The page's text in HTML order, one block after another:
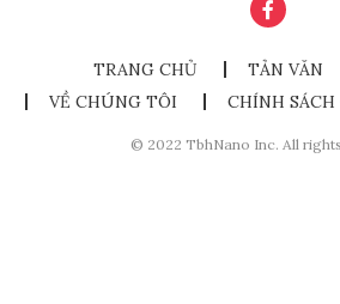
TRANG CHỦ TẢN VĂN
VỀ CHÚNG TÔI
CHÍNH
© 2022 TbhNano Inc. All